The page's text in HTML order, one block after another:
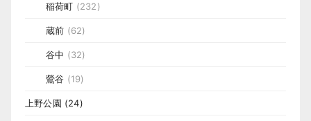
稲荷町 (232)
蔵前 (62)
谷中 (32)
鶯谷 (19)
上野公園 (24)